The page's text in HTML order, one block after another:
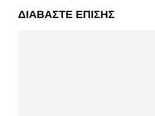
ΔΙΑΒΆΣΤΕ ΕΠΊΣΗΣ